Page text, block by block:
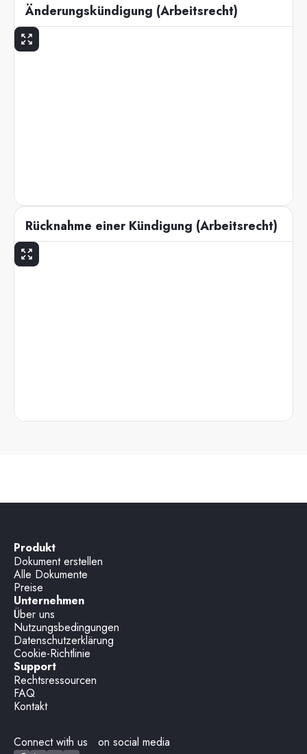
Änderungskündigung (Arbeitsrecht)
Rücknahme einer Kündigung (Arbeitsrecht)
Produkt
Dokument erstellen
Alle Dokumente
Preise
Unternehmen
Über uns
Nutzungsbedingungen
Datenschutzerklärung
Cookie-Richtlinie
Support
Rechtsressourcen
FAQ
Kontakt
Connect with us on social media